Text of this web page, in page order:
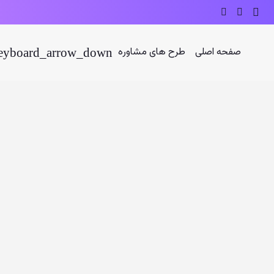
صفحه اصلی طرح های مشاوره